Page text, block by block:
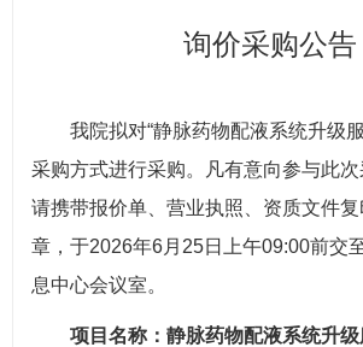
询价采购公告
我院拟对“静脉药物配液系统升级服
采购方式进行采购。凡有意向参与此次
请携带报价单、营业执照、资质文件
章，于2026年6月25日上午09:00前交
息中心会议室。
项目名称：静脉药物配液系统升级